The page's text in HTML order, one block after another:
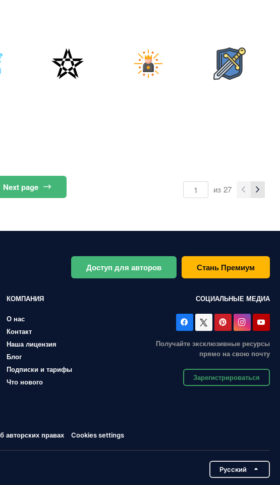
Nextpage из 27
Доступ для авторов Стань Премиум
КОМПАНИЯ
О нас
Контакт
Наша лицензия
Блог
Подписки и тарифы
Что нового
СОЦИАЛЬНЫЕ МЕДИА
Получайте эксклюзивные ресурсы
прямо на свою почту
Зарегистрироваться
авторских правах Cookies settings
Pусский